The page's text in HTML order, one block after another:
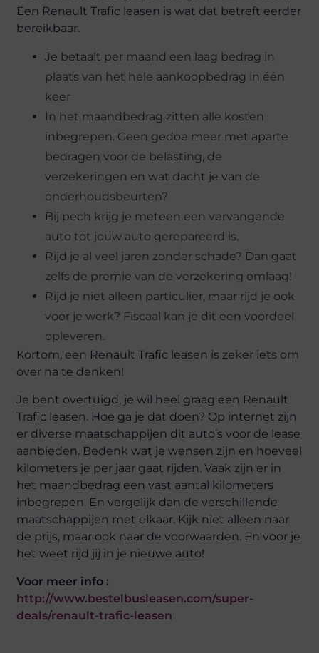
Een Renault Trafic leasen is wat dat betreft eerder
bereikbaar.
Je betaalt per maand een laag bedrag in
plaats van het hele aankoopbedrag in één
keer
In het maandbedrag zitten alle kosten
inbegrepen. Geen gedoe meer met aparte
bedragen voor de belasting, de
verzekeringen en wat dacht je van de
onderhoudsbeurten?
Bij pech krijg je meteen een vervangende
auto tot jouw auto gerepareerd is.
Rijd je al veel jaren zonder schade? Dan gaat
zelfs de premie van de verzekering omlaag!
Rijd je niet alleen particulier, maar rijd je ook
voor je werk? Fiscaal kan je dit een voordeel
opleveren.
Kortom, een Renault Trafic leasen is zeker iets om
over na te denken!
Je bent overtuigd, je wil heel graag een Renault
Trafic leasen. Hoe ga je dat doen? Op internet zijn
er diverse maatschappijen dit auto’s voor de lease
aanbieden. Bedenk wat je wensen zijn en hoeveel
kilometers je per jaar gaat rijden. Vaak zijn er in
het maandbedrag een vast aantal kilometers
inbegrepen. En vergelijk dan de verschillende
maatschappijen met elkaar. Kijk niet alleen naar
de prijs, maar ook naar de voorwaarden. En voor je
het weet rijd jij in je nieuwe auto!
Voor meer info :
http://www.bestelbusleasen.com/super-
deals/renault-trafic-leasen